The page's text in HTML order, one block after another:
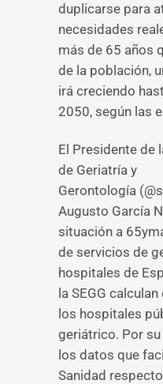
duplicarse para
necesidades
más de 65 años
de la población,
irá creciendo
2050, según las
El Presidente de
de Geriatría y
Gerontología
Augusto García
situación a
de servicios de
hospitales de
la SEGG
los hospitales
geriátrico. Por
los datos que
Sanidad